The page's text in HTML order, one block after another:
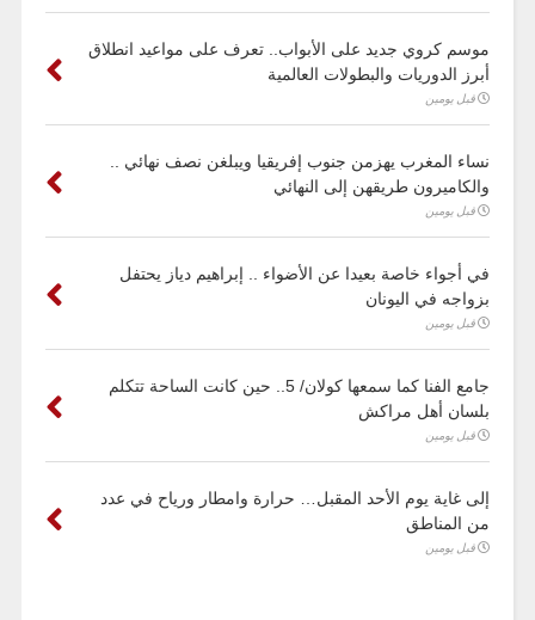
موسم كروي جديد على الأبواب.. تعرف على مواعيد انطلاق
أبرز الدوريات والبطولات العالمية
قبل يومين
نساء المغرب يهزمن جنوب إفريقيا ويبلغن نصف نهائي ..
والكاميرون طريقهن إلى النهائي
قبل يومين
في أجواء خاصة بعيدا عن الأضواء .. إبراهيم دياز يحتفل
بزواجه في اليونان
قبل يومين
جامع الفنا كما سمعها كولان/ 5.. حين كانت الساحة تتكلم
بلسان أهل مراكش
قبل يومين
إلى غاية يوم الأحد المقبل… حرارة وامطار ورياح في عدد
من المناطق
قبل يومين